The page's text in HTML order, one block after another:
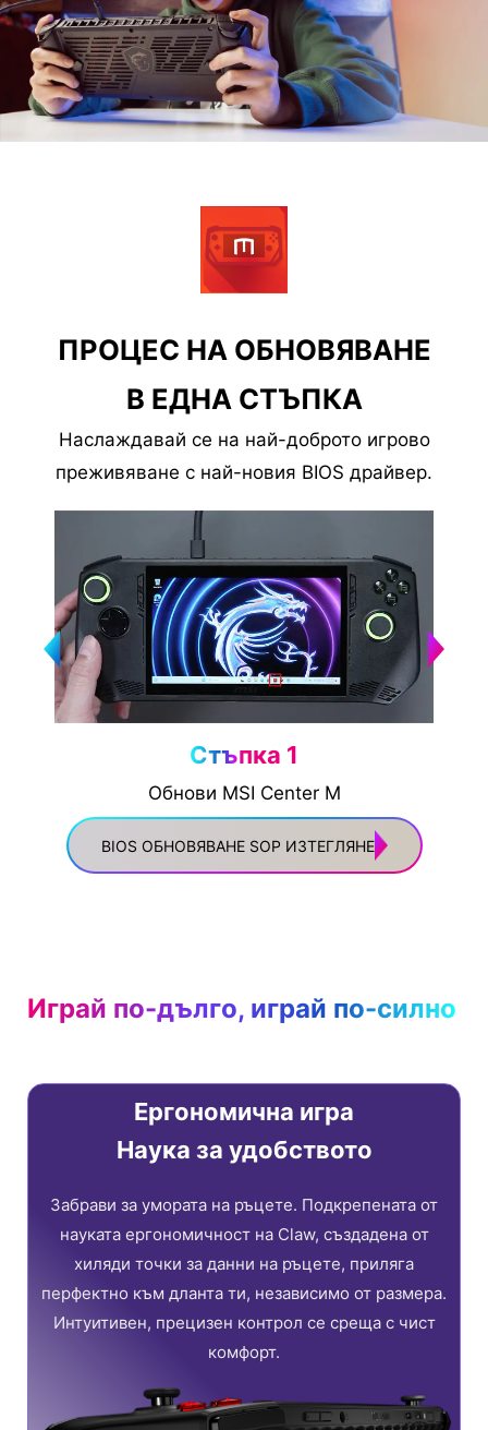
ПРОЦЕС НА ОБНОВЯВАНЕ
В ЕДНА СТЪПКА
Наслаждавай се на най-доброто игрово
преживяване с най-новия BIOS драйвер.
Стъпка 1
Обнови MSI Center M
BIOS ОБНОВЯВАНЕ SOP ИЗТЕГЛЯНЕ
Играй по-дълго, играй по-силно
Ергономична игра
Наука за удобството
Забрави за умората на ръцете. Подкрепената от
науката ергономичност на Claw, създадена от
хиляди точки за данни на ръцете, приляга
перфектно към дланта ти, независимо от размера.
Интуитивен, прецизен контрол се среща с чист
комфорт.